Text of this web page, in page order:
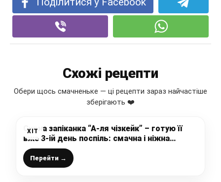
Схожі рецепти
Обери щось смачненьке — ці рецепти зараз найчастіше
зберігають ❤️
ХІТ
Сирна запіканка “А-ля чізкейк” – готую її
вже 3-ій день поспіль: смачна і ніжна
випічка для домашнього чаювання
Перейти →